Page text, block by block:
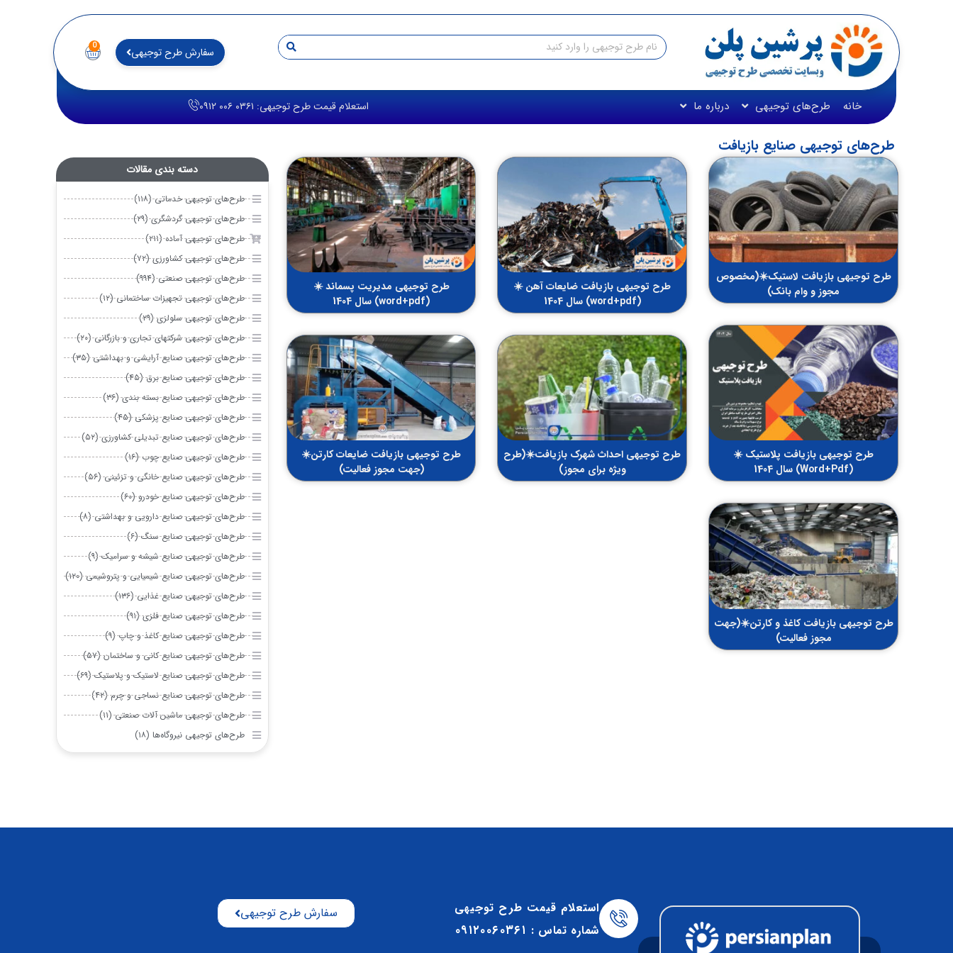
سفارش طرح توجیهی 0
خانه طرح‌های توجیهی درباره ما استعلام قیمت طرح توجیهی: ۰۳۶۱ ۰۰۶ ۰۹۱۲
طرح‌های توجیهی صنایع بازیافت
طرح توجیهی بازیافت لاستیک☀️(مخصوص
مجوز و وام بانک)
طرح توجیهی بازیافت ضایعات آهن ☀️
(word+pdf) سال 1404
طرح توجیهی مدیریت پسماند ☀️
(word+pdf) سال 1404
طرح توجیهی بازیافت پلاستیک ☀️
(Word+Pdf) سال 1404
طرح توجیهی احداث شهرک بازیافت☀️(طرح
ویژه برای مجوز)
طرح توجیهی بازیافت ضایعات کارتن☀️
(جهت مجوز فعالیت)
طرح توجیهی بازیافت کاغذ و کارتن☀️(جهت
مجوز فعالیت)
دسته بندی مقالات
طرح‌های توجیهی خدماتی (۱۱۸)
طرح‌های توجیهی گردشگری (۲۹)
طرح‌های توجیهی آماده (۲۱۱)
طرح‌های توجیهی کشاورزی (۷۲)
طرح‌های توجیهی صنعتی (۹۹۴)
طرح‌های توجیهی تجهیزات ساختمانی (۱۲)
طرح‌های توجیهی سلولزی (۲۹)
طرح‌های توجیهی شرکتهای تجاری و بازرگانی (۲۰)
طرح‌های توجیهی صنایع آرایشی و بهداشتی (۳۵)
طرح‌های توجیهی صنایع برق (۴۵)
طرح‌های توجیهی صنایع بسته بندی (۳۶)
طرح‌های توجیهی صنایع پزشکی (۴۵)
طرح‌های توجیهی صنایع تبدیلی کشاورزی (۵۲)
طرح‌های توجیهی صنایع چوب (۱۶)
طرح‌های توجیهی صنایع خانگی و تزئینی (۵۶)
طرح‌های توجیهی صنایع خودرو (۶۰)
طرح‌های توجیهی صنایع دارویی و بهداشتی (۸)
طرح‌های توجیهی صنایع سنگ (۶)
طرح‌های توجیهی صنایع شیشه و سرامیک (۹)
طرح‌های توجیهی صنایع شیمیایی و پتروشیمی (۱۲۰)
طرح‌های توجیهی صنایع غذایی (۱۳۶)
طرح‌های توجیهی صنایع فلزی (۹۱)
طرح‌های توجیهی صنایع کاغذ و چاپ (۹)
طرح‌های توجیهی صنایع کانی و ساختمان (۵۷)
طرح‌های توجیهی صنایع لاستیک و پلاستیک (۶۹)
طرح‌های توجیهی صنایع نساجی و چرم (۴۲)
طرح‌های توجیهی ماشین آلات صنعتی (۱۱)
طرح‌های توجیهی نیروگاه‌ها (۱۸)
استعلام قیمت طرح توجیهی
شماره تماس :
سفارش طرح توجیهی